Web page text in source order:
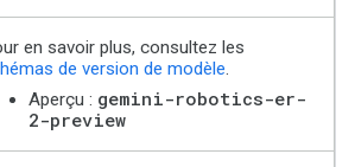
en savoir plus, consultez les
de version de modèle.
Aperçu : gemini-robotics-er-
2-preview